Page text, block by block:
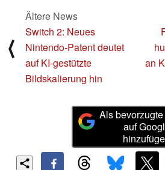
⟨
Ältere News
Switch 2: Neues
Nintendo-Patent deutet
auf KI-gestützte
Bildskalierung hin
an
Als
auf